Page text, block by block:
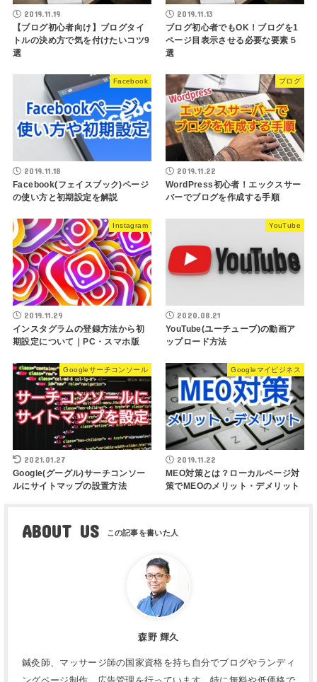
2019.11.19
【ブログ初心者向け】ブログタイ
トルの決め方で気を付けたいコツ9
選
2019.11.13
ブログ初心者でもOK！ブログを1
ページ目表示させる必要な要素５
選
Facebook
2019.11.18
Facebook(フェイスブック)ページ
の使い方と初期設定を解説
ブログ
2019.11.22
WordPress初心者！エックスサー
バーでブログを作成する手順
Instagram
2019.11.29
インスタグラムの登録方法から初
期設定について｜PC・スマホ版
YouTube
2020.08.21
YouTube(ユーチューブ)の動画ア
ップロード方法
Googleサーチコンソール
2021.01.27
Google(グーグル)サーチコンソー
ルにサイトマップの設置方法
Googleマイビジネス
2019.11.22
MEO対策とは？ローカルページ対
策でMEOのメリット・デメリット
ABOUT US
森野 輝久
鍼灸師、マッサージ師の国家資格を持ち自分でブログやランディ